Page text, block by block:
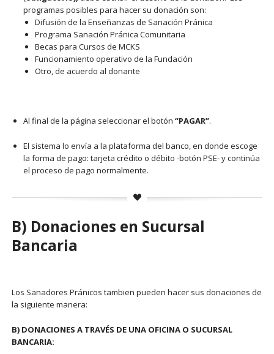
programas posibles para hacer su donación son:
Difusión de la Enseñanzas de Sanación Pránica
Programa Sanación Pránica Comunitaria
Becas para Cursos de MCKS
Funcionamiento operativo de la Fundación
Otro, de acuerdo al donante
Al final de la página seleccionar el botón “PAGAR”.
El sistema lo envía a la plataforma del banco, en donde escoge
la forma de pago: tarjeta crédito o débito -botón PSE- y continúa
el proceso de pago normalmente.
B) Donaciones en Sucursal
Bancaria
Los Sanadores Pránicos tambien pueden hacer sus donaciones de
la siguiente manera:
B) DONACIONES A TRAVÉS DE UNA OFICINA O SUCURSAL
BANCARIA: